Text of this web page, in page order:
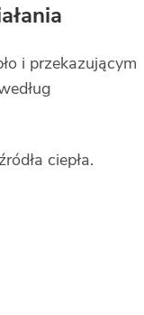
i przekazującym
ciepła.